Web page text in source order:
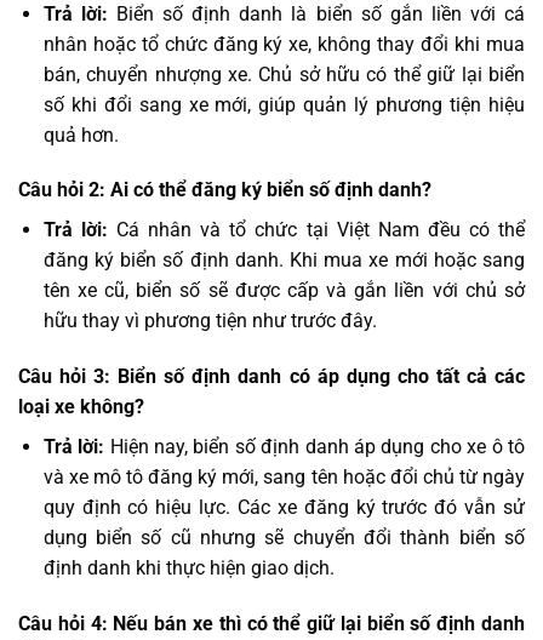
Trả lời: Biển số định danh là biển số gắn liền với cá
nhân hoặc tổ chức đăng ký xe, không thay đổi khi mua
bán, chuyển nhượng xe. Chủ sở hữu có thể giữ lại biển
số khi đổi sang xe mới, giúp quản lý phương tiện hiệu
quả hơn.
Câu hỏi 2: Ai có thể đăng ký biển số định danh?
Trả lời: Cá nhân và tổ chức tại Việt Nam đều có thể
đăng ký biển số định danh. Khi mua xe mới hoặc sang
tên xe cũ, biển số sẽ được cấp và gắn liền với chủ sở
hữu thay vì phương tiện như trước đây.
Câu hỏi 3: Biển số định danh có áp dụng cho tất cả các
loại xe không?
Trả lời: Hiện nay, biển số định danh áp dụng cho xe ô tô
và xe mô tô đăng ký mới, sang tên hoặc đổi chủ từ ngày
quy định có hiệu lực. Các xe đăng ký trước đó vẫn sử
dụng biển số cũ nhưng sẽ chuyển đổi thành biển số
định danh khi thực hiện giao dịch.
Câu hỏi 4: Nếu bán xe thì có thể giữ lại biển số định danh